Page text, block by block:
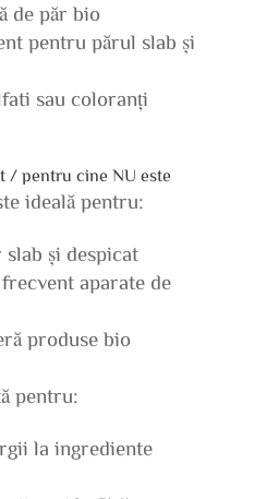
de păr bio
pentru părul slab și
sau coloranți
/ pentru cine NU este
ideală pentru:
slab și despicat
aparate de
produse bio
pentru:
la ingrediente